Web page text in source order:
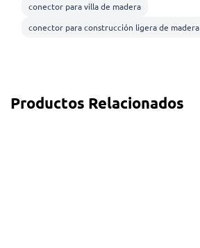
conector para villa de madera
conector para construcción ligera de madera
Productos Relacionados